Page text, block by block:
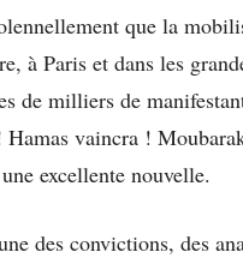
que la
à Paris et dans les
de milliers de
Hamas vaincra !
excellente nouvelle.
des convictions, des